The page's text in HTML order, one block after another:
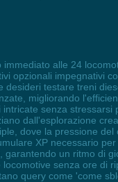
alle 24
opzionali impegnativi
testare treni
migliorando
senza stressarsi
dall'esplorazione
dove la pressione del
XP necessario per
un ritmo di
senza ore di
query come 'come